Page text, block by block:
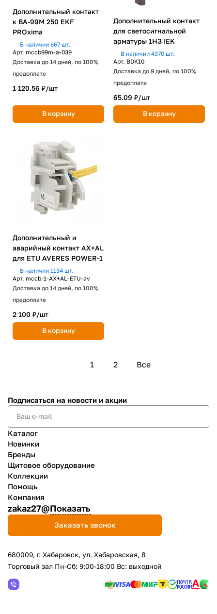
Дополнительный контакт
к ВА-99М 250 EKF
PROxima
В наличии 667 шт.
Арт. mccb99m-a-039
Доставка до 14 дней, по 100%
предоплате
1 120.56 ₽/шт
В корзину
Дополнительный контакт
для светосигнальной
арматуры 1НЗ IEK
В наличии 4370 шт.
Арт. BDK10
Доставка до 9 дней, по 100%
предоплате
65.09 ₽/шт
В корзину
Дополнительный и
аварийный контакт AX+AL
для ETU AVERES POWER-1
В наличии 1134 шт.
Арт. mccb-1-AX+AL-ETU-av
Доставка до 14 дней, по 100%
предоплате
2 100 ₽/шт
В корзину
1 2 Все
Подписаться на новости и акции
Каталог
Новинки
Бренды
Щитовое оборудование
Коллекции
Помощь
Компания
zakaz27@Показать
Заказать звонок
680009, г. Хабаровск, ул. Хабаровская, 8
Торговый зал Пн-Сб: 9:00-18:00 Вс: выходной